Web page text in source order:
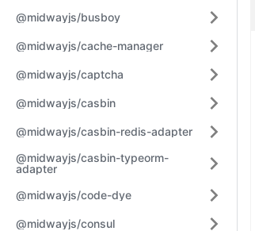
@midwayjs/busboy
@midwayjs/cache-manager
@midwayjs/captcha
@midwayjs/casbin
@midwayjs/casbin-redis-adapter
@midwayjs/casbin-typeorm-
adapter
@midwayjs/code-dye
@midwayjs/consul